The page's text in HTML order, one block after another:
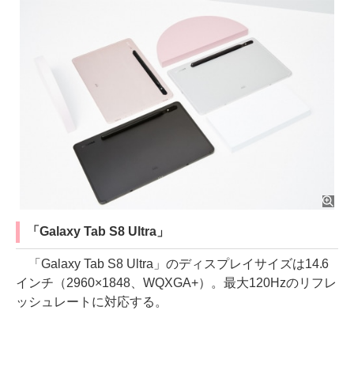
「Galaxy Tab S8 Ultra」
「Galaxy Tab S8 Ultra」のディスプレイサイズは14.6
インチ（2960×1848、WQXGA+）。最大120Hzのリフレ
ッシュレートに対応する。